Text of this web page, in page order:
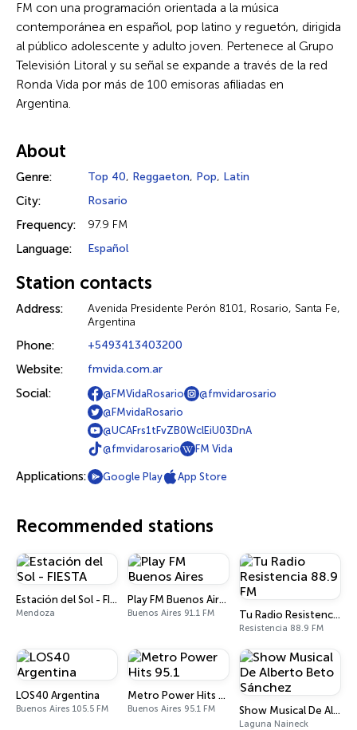
FM con una programación orientada a la música
contemporánea en español, pop latino y reguetón, dirigida
al público adolescente y adulto joven. Pertenece al Grupo
Televisión Litoral y su señal se expande a través de la red
Ronda Vida por más de 100 emisoras afiliadas en
Argentina.
About
Genre: Top 40, Reggaeton, Pop, Latin
City: Rosario
Frequency: 97.9 FM
Language: Español
Station contacts
Address:
Avenida Presidente Perón 8101, Rosario, Santa Fe,
Argentina
Phone: +5493413403200
Website: fmvida.com.ar
Social: @FMVidaRosario
@fmvidarosario
@FMvidaRosario
@UCAFrs1tFvZB0WclEiU03DnA
@fmvidarosario
FM Vida
Applications: Google Play App Store
Recommended stations
Estación del Sol - FIESTA
Mendoza
Play FM Buenos Aires
Buenos Aires 91.1 FM Tu Radio Resistencia 88.9 FM
Resistencia 88.9 FM
LOS40 Argentina
Buenos Aires 105.5 FM
Metro Power Hits 95.1
Buenos Aires 95.1 FM Show Musical De Alberto Beto Sánchez
Laguna Naineck